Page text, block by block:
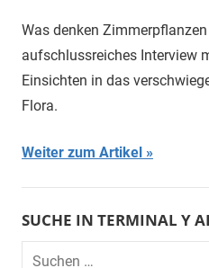
Was denken
aufschlussreiches Interview
Einsichten in das
Flora.
Weiter zum Artikel
SUCHE IN TERMINAL Y
Suchen